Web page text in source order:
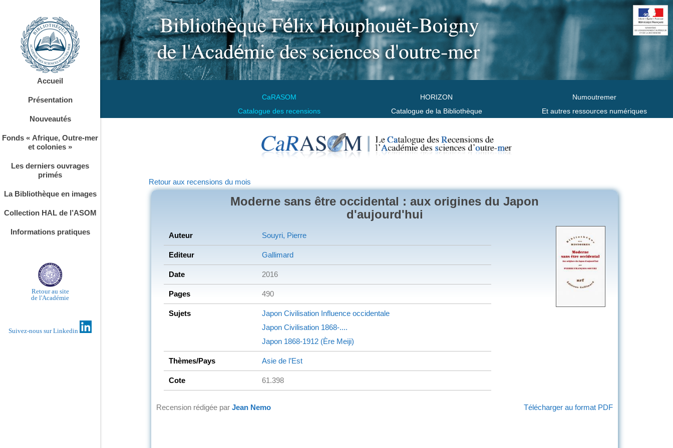
CaRASOM
Catalogue des recensions
HORIZON
Catalogue de la Bibliothèque
Numoutremer
Et autres ressources numériques
Accueil
Présentation
Nouveautés
Fonds « Afrique, Outre-mer
et colonies »
Les derniers ouvrages
primés
La Bibliothèque en images
Collection HAL de l’ASOM
Informations pratiques
Retour au site
de l'Académie
Suivez-nous sur Linkedin
Retour aux recensions du mois
Moderne sans être occidental : aux origines du Japon
d'aujourd'hui
Auteur Souyri, Pierre
Editeur Gallimard
Date 2016
Pages 490
Sujets Japon Civilisation Influence occidentale
Japon Civilisation 1868-....
Japon 1868-1912 (Ère Meiji)
Thèmes/Pays Asie de l’Est
Cote 61.398
Télécharger au format PDF
Recension rédigée par Jean Nemo